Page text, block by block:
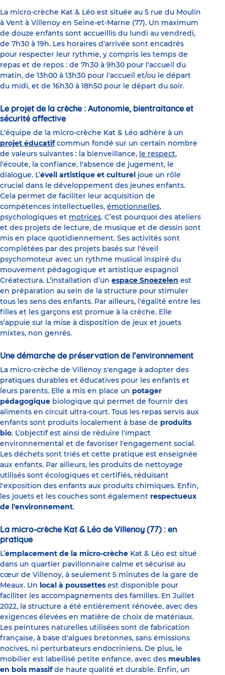
La micro-crèche Kat & Léo est située au 5 rue du Moulin
à Vent à Villenoy en Seine-et-Marne (77). Un maximum
de douze enfants sont accueillis du lundi au vendredi,
de 7h30 à 19h. Les horaires d'arrivée sont encadrés
pour respecter leur rythme, y compris les temps de
repas et de repos : de 7h30 à 9h30 pour l'accueil du
matin, de 13h00 à 13h30 pour l'accueil et/ou le départ
du midi, et de 16h30 à 18h50 pour le départ du soir.
Le projet de la crèche : Autonomie, bientraitance et
sécurité affective
L'équipe de la micro-crèche Kat & Léo adhère à un
projet éducatifcommun fondé sur un certain nombre
de valeurs suivantes : la bienveillance, le respect,
l'écoute, la confiance, l'absence de jugement, le
dialogue. L’éveil artistique et culturel joue un rôle
crucial dans le développement des jeunes enfants.
Cela permet de faciliter leur acquisition de
compétences intellectuelles, émotionnelles,
psychologiques et motrices. C’est pourquoi des ateliers
et des projets de lecture, de musique et de dessin sont
mis en place quotidiennement. Ses activités sont
complétées par des projets basés sur l'éveil
psychomoteur avec un rythme musical inspiré du
mouvement pédagogique et artistique espagnol
Créatectura. L’installation d’un espace Snoezelen est
en préparation au sein de la structure pour stimuler
tous les sens des enfants. Par ailleurs, l'égalité entre les
filles et les garçons est promue à la crèche. Elle
s’appuie sur la mise à disposition de jeux et jouets
mixtes, non genrés.
Une démarche de préservation de l’environnement
La micro-crèche de Villenoy s'engage à adopter des
pratiques durables et éducatives pour les enfants et
leurs parents. Elle a mis en place un potager
pédagogique biologique qui permet de fournir des
aliments en circuit ultra-court. Tous les repas servis aux
enfants sont produits localement à base de produits
bio. L’objectif est ainsi de réduire l'impact
environnemental et de favoriser l'engagement social.
Les déchets sont triés et cette pratique est enseignée
aux enfants. Par ailleurs, les produits de nettoyage
utilisés sont écologiques et certifiés, réduisant
l'exposition des enfants aux produits chimiques. Enfin,
les jouets et les couches sont également respectueux
de l'environnement.
La micro-crèche Kat & Léo de Villenoy (77) : en
pratique
L’emplacement de la micro-crèche Kat & Léo est situé
dans un quartier pavillonnaire calme et sécurisé au
cœur de Villenoy, à seulement 5 minutes de la gare de
Meaux. Un local à poussettes est disponible pour
faciliter les accompagnements des familles. En Juillet
2022, la structure a été entièrement rénovée, avec des
exigences élevées en matière de choix de matériaux.
Les peintures naturelles utilisées sont de fabrication
française, à base d'algues bretonnes, sans émissions
nocives, ni perturbateurs endocriniens. De plus, le
mobilier est labellisé petite enfance, avec des meubles
en bois massifde haute qualité et durable. Enfin, un